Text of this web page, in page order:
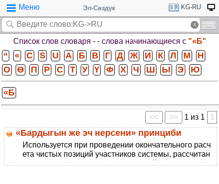
Меню Эл-Сөздүк KG-RU
Список слов словаря - - слова начинающиеся с "«Б"
“ « C S U А Б В Г Д Ж И К Л М
Н
О
Ө П Р С Т У Ү Ф Х Ч Ш Ы Э Ю
«Б
<< >> 1 из 1 1
«Бардыгын же эч нерсени» принциби
Используется при проведении окончательного расч
ета чистых позиций участников системы, рассчитан
ных в системах розничных платежей. В случае, если